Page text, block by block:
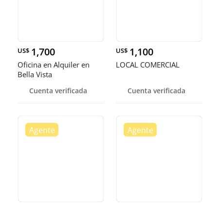
US$ 1,700
Oficina en Alquiler en
Bella Vista
Cuenta verificada
US$ 1,100
LOCAL COMERCIAL
Cuenta verificada